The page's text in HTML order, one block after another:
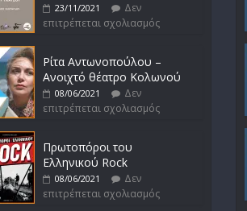
23/11/2021
Δεν
επιτρέπεται σχολιασμός
Ρίτα Αντωνοπούλου –
Ανοιχτό θέατρο Κολωνού
08/06/2021
Δεν
επιτρέπεται σχολιασμός
Πρωτοπόροι του
Ελληνικού Rock
08/06/2021
Δεν
επιτρέπεται σχολιασμός